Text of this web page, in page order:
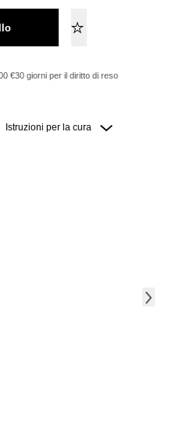
€30 giorni per il diritto di reso
Istruzioni per la cura